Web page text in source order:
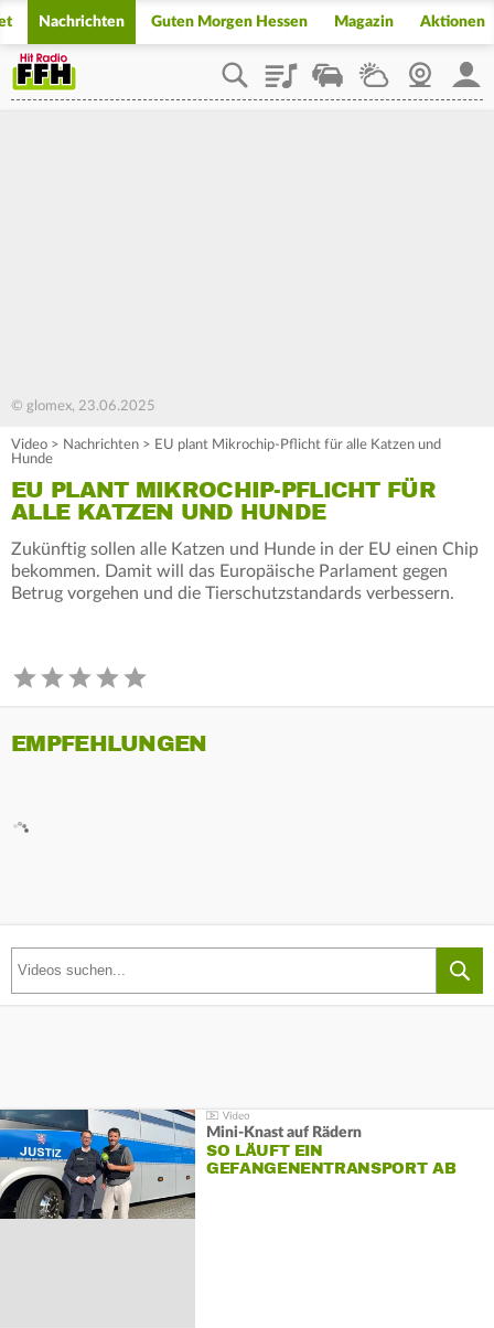
Nachrichten Guten Morgen Hessen Magazin Aktionen
PlaylistStaupilotWetterWebcam
© glomex, 23.06.2025
Video > Nachrichten > EU plant Mikrochip-Pflicht für alle Katzen und
Hunde
EU PLANT MIKROCHIP-PFLICHT FÜR
ALLE KATZEN UND HUNDE
Zukünftig sollen alle Katzen und Hunde in der EU einen Chip
bekommen. Damit will das Europäische Parlament gegen
Betrug vorgehen und die Tierschutzstandards verbessern.
EMPFEHLUNGEN
Mini-Knast auf Rädern
SO LÄUFT EIN
GEFANGENENTRANSPORT AB